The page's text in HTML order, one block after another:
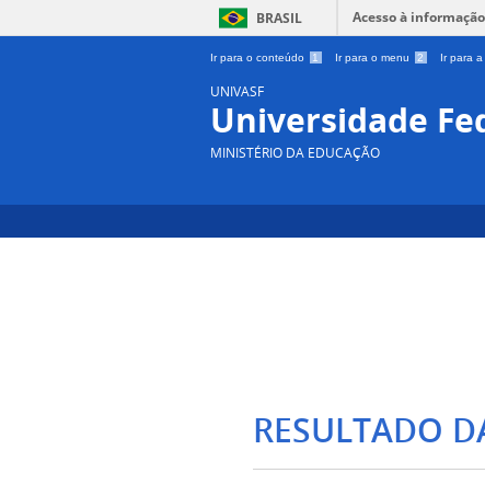
BRASIL Acesso à informação
Ir para o conteúdo 1 Ir para o menu 2 Ir para a
UNIVASF
Universidade
MINISTÉRIO DA EDUCAÇÃO
RESULTADO